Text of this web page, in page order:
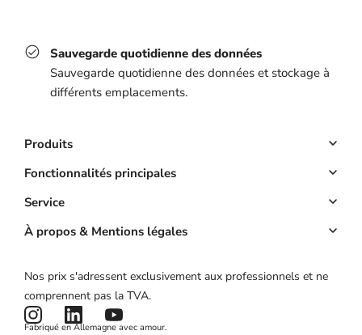
Sauvegarde quotidienne des données
Sauvegarde quotidienne des données et stockage à
différents emplacements.
Produits
Logiciel Reservation
Site web
Application
Fonctionnalités principales
Réservation en ligne
Acomptes
Campagnes marketing
Service
Compte clé
État du produit
Actualités et articles
À propos & Mentions légales
Mentions légales
Conditions générales
Nos prix s'adressent exclusivement aux professionnels et ne
comprennent pas la TVA.
Fabriqué en Allemagne avec amour.